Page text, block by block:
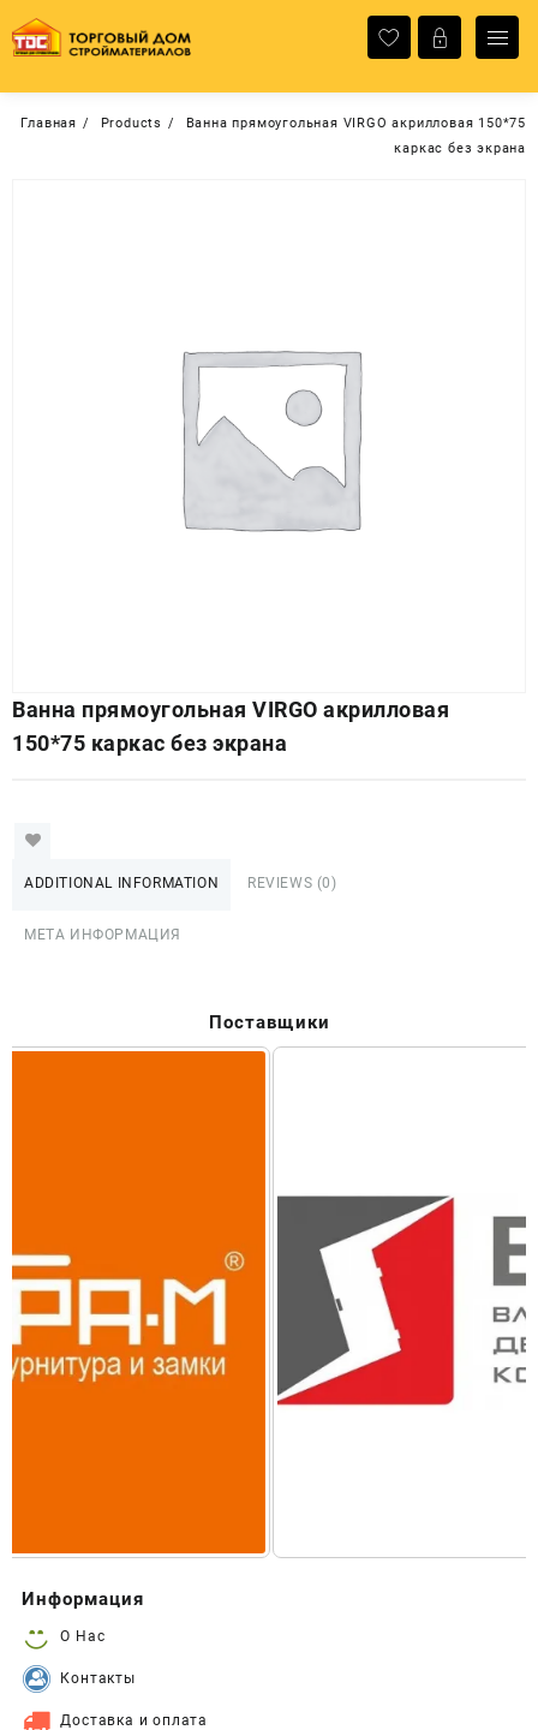
содержимому
Главная Products
Ванна прямоугольная VIRGO акрилловая 150*75
каркас без экрана
Ванна прямоугольная VIRGO акрилловая
150*75 каркас без экрана
ADDITIONAL INFORMATION REVIEWS (0)
МЕТА ИНФОРМАЦИЯ
Поставщики
Информация
О Нас
Контакты
Доставка и оплата